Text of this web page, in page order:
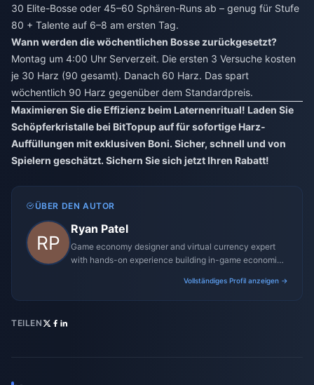
30 Elite-Bosse oder 45–60 Sphären-Runs ab – genug für Stufe
80 + Talente auf 6–8 am ersten Tag.
Wann werden die wöchentlichen Bosse zurückgesetzt?
Montag um 4:00 Uhr Serverzeit. Die ersten 3 Versuche kosten
je 30 Harz (90 gesamt). Danach 60 Harz. Das spart
wöchentlich 90 Harz gegenüber dem Standardpreis.
Maximieren Sie die Effizienz beim Laternenritual! Laden Sie
Schöpferkristalle bei BitTopup auf für sofortige Harz-
Auffüllungen mit exklusiven Boni. Sicher, schnell und von
Spielern geschätzt. Sichern Sie sich jetzt Ihren Rabatt!
ÜBER DEN AUTOR
Ryan Patel
Game economy designer and virtual currency expert
with hands-on experience building in-game economies
Vollständiges Profil anzeigen →
TEILEN